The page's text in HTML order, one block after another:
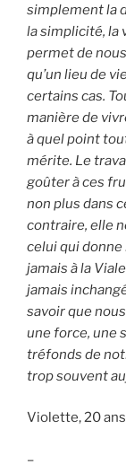
simplement la
la simplicité, la
permet de
qu’un lieu de
certains cas.
manière de
à quel point
mérite. Le
goûter à ces
non plus dans
contraire, elle
celui qui donne
jamais à la
jamais
savoir que
une force, une
tréfonds de
trop souvent
Violette, 20 ans
–